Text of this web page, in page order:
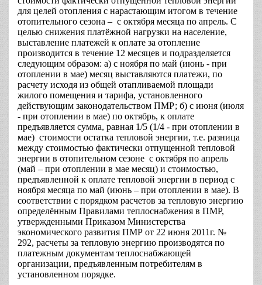
для целей отопления с нарастающим итогом в течение
отопительного сезона – с октября месяца по апрель. С
целью снижения платёжной нагрузки на население,
выставление платежей к оплате за отопление
производится в течение 12 месяцев и подразделяется
следующим образом: а) с ноября по май (июнь - при
отоплении в мае) месяц выставляются платежи, по
расчету исходя из общей отапливаемой площади
жилого помещения и тарифа, установленного
действующим законодательством ПМР; б) с июня (июля
- при отоплении в мае) по октябрь, к оплате
предъявляется сумма, равная 1/5 (1/4 - при отоплении в
мае) стоимости остатка тепловой энергии, т.е. разница
между стоимостью фактически отпущенной тепловой
энергии в отопительном сезоне с октября по апрель
(май – при отоплении в мае месяц) и стоимостью,
предъявленной к оплате тепловой энергии в период с
ноября месяца по май (июнь – при отоплении в мае). В
соответствии с порядком расчетов за тепловую энергию
определённым Правилами теплоснабжения в ПМР,
утвержденными Приказом Министерства
экономического развития ПМР от 22 июня 2011г. №
292, расчеты за тепловую энергию производятся по
платежным документам теплоснабжающей
организации, предъявленным потребителям в
установленном порядке.